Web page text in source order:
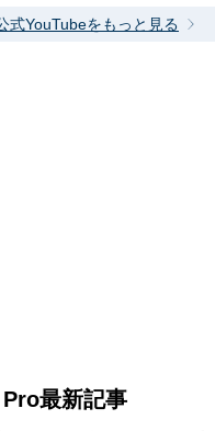
式YouTubeをもっと見る
最新記事